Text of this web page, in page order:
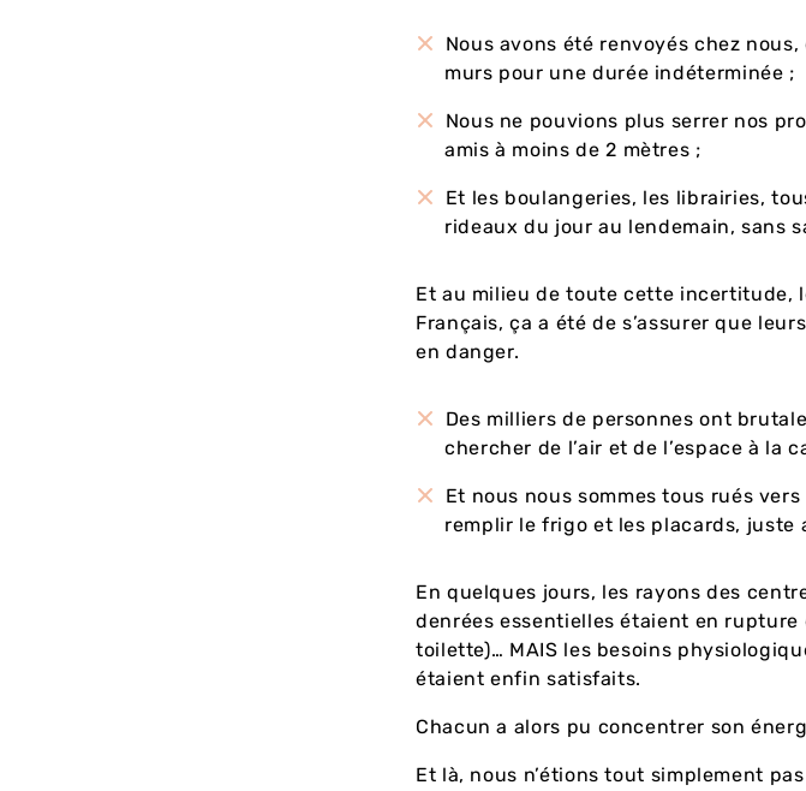
Nous avons été renvoyés chez
murs pour une durée indéterminée ;
Nous ne pouvions plus serrer nos
amis à moins de 2 mètres ;
Et les boulangeries, les librairies,
rideaux du jour au lendemain, sans
Et au milieu de toute cette incertitude,
Français, ça a été de s’assurer que
en danger.
Des milliers de personnes ont
chercher de l’air et de l’espace à la
Et nous nous sommes tous rués
remplir le frigo et les placards, juste
En quelques jours, les rayons des
denrées essentielles étaient en rupture
toilette)… MAIS les besoins
étaient enfin satisfaits.
Chacun a alors pu concentrer son
Et là, nous n’étions tout simplement